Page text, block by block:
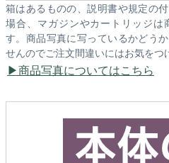
箱はあるものの、説明書や規定の
場合、マガジンやカートリッジは
す。商品写真に写っているかどう
せんのでご注文間違いにはお気をつ
商品写真についてはこちら